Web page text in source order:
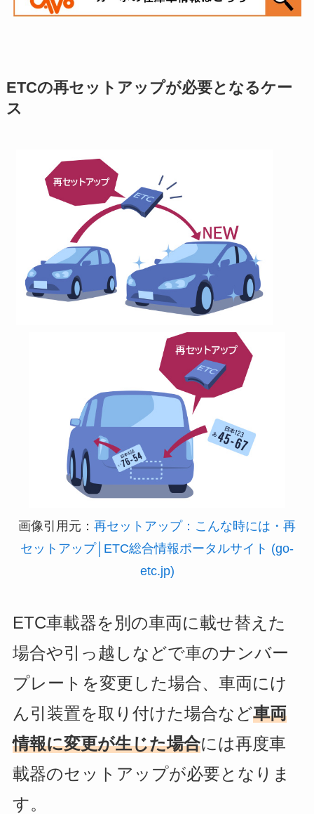
ETCの再セットアップが必要となるケー
ス
画像引用元： 再セットアップ：こんな時には・再
セットアップ│ETC総合情報ポータルサイト (go-
etc.jp)
ETC車載器を別の車両に載せ替えた
場合や引っ越しなどで車のナンバー
プレートを変更した場合、車両にけ
ん引装置を取り付けた場合など車両
情報に変更が生じた場合には再度車
載器のセットアップが必要となりま
す。